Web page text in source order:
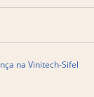
na Vinitech-Sifel